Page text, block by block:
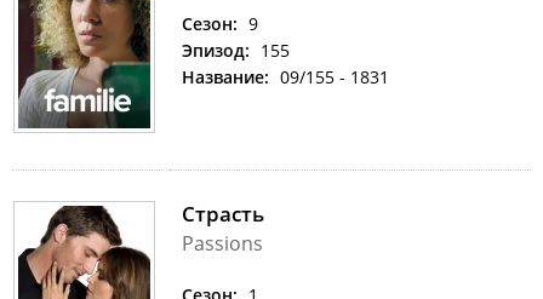
Сезон: 9
Эпизод: 155
Название: 09/155 - 1831
Страсть
Passions